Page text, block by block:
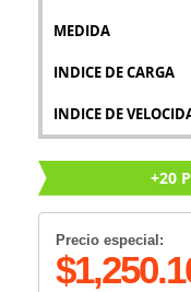
MEDIDA
INDICE DE CARGA
INDICE DE
+20
Precio especial: